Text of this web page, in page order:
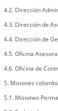
4.2. Dirección
4.3. Dirección de
4.4. Dirección de
4.5. Oficina
4.6. Oficina de
5. Misiones
5.1. Misiones